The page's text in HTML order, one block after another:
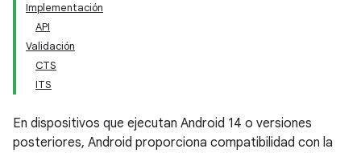
Implementación
API
Validación
CTS
ITS
En dispositivos que ejecutan Android 14 o versiones
posteriores, Android proporciona compatibilidad con la